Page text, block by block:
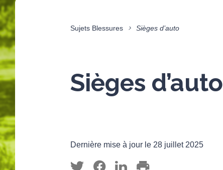
Sujets Blessures Sièges d’auto
Sièges d’auto
Dernière mise à jour le 28 juillet 2025